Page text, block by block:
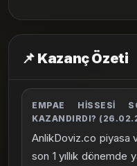
📌 Kazanç Özeti
EMPAE HISSESI
KAZANDIRDI?
AnlikDoviz.co piyasa
son 1 yıllık dönemde